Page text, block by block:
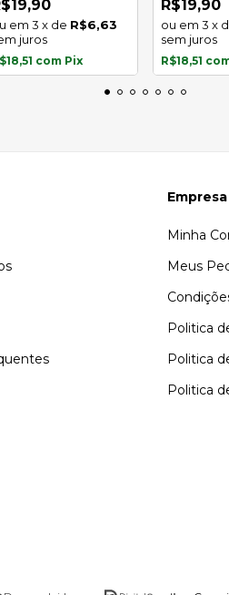
3 x de R$6,63
juros
com Pix
R$19,90
3 x
sem juros
R$18,51
Empresa
Minha
Meus
Politica
Politica
Politica